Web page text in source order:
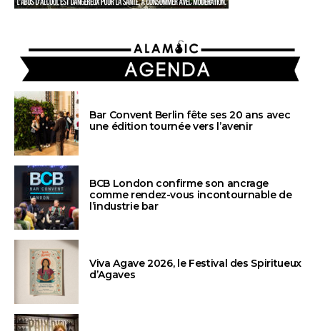
AGENDA
Bar Convent Berlin fête ses 20 ans avec
une édition tournée vers l’avenir
BCB London confirme son ancrage
comme rendez-vous incontournable de
l’industrie bar
Viva Agave 2026, le Festival des Spiritueux
d’Agaves